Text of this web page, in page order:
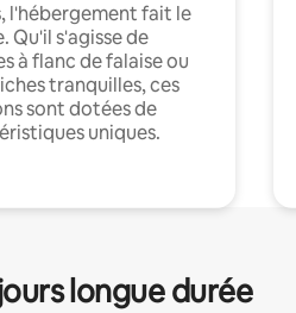
l'hébergement fait le
Qu'il s'agisse de
à flanc de falaise ou
tranquilles, ces
sont dotées de
uniques.
longue durée